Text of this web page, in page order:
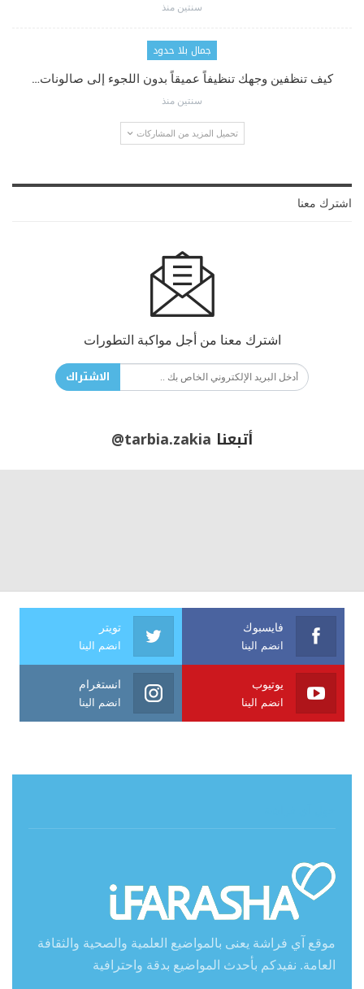
سنتين منذ
جمال بلا حدود
كيف تنظفين وجهك تنظيفاً عميقاً بدون اللجوء إلى صالونات…
سنتين منذ
تحميل المزيد من المشاركات
اشترك معنا
اشترك معنا من أجل مواكبة التطورات
الاشتراك
أتبعنا @tarbia.zakia
فايسبوك
انضم الينا
تويتر
انضم الينا
يوتيوب
انضم الينا
انستغرام
انضم الينا
موقع آي فراشة يعنى بالمواضيع العلمية والصحية والثقافة
العامة. نفيدكم بأحدث المواضيع بدقة واحترافية